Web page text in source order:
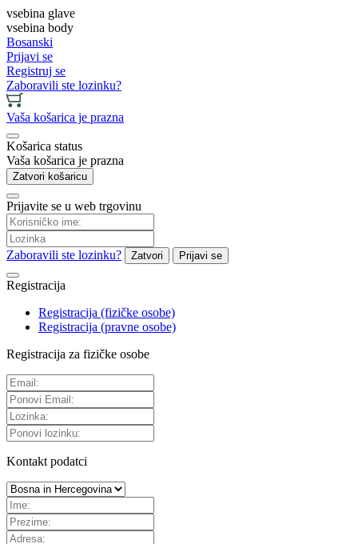
vsebina glave
vsebina body
Bosanski
Prijavi se
Registruj se
Zaboravili ste lozinku?
Vaša košarica je prazna
Košarica status
Vaša košarica je prazna
Zatvori košaricu
Prijavite se u web trgovinu
Zaboravili ste lozinku? Zatvori Prijavi se
Registracija
Registracija (fizičke osobe)
Registracija (pravne osobe)
Registracija za fizičke osobe
Kontakt podatci